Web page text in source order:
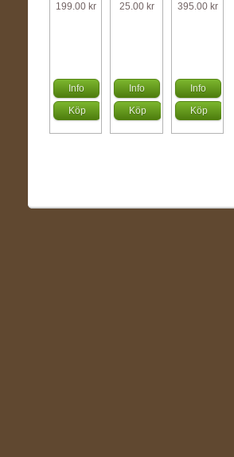
199.00 kr
Info
Köp
25.00 kr
Info
Köp
395.00 kr
Info
Köp